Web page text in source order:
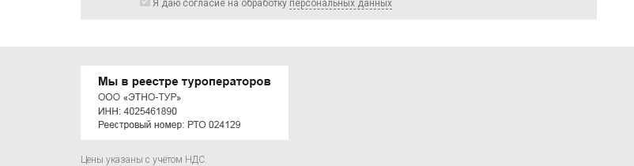
Я даю согласие на обработку персональных данных
Цены указаны с учётом НДС.